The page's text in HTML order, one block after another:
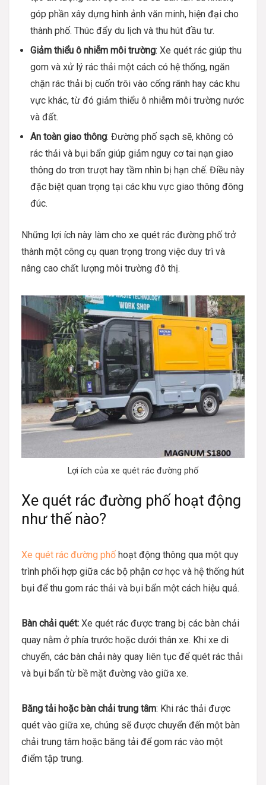
góp phần xây dựng hình ảnh văn minh, hiện đại cho
thành phố. Thúc đẩy du lịch và thu hút đầu tư.
Giảm thiểu ô nhiễm môi trường: Xe quét rác giúp thu
gom và xử lý rác thải một cách có hệ thống, ngăn
chặn rác thải bị cuốn trôi vào cống rãnh hay các khu
vực khác, từ đó giảm thiểu ô nhiễm môi trường nước
và đất.
An toàn giao thông: Đường phố sạch sẽ, không có
rác thải và bụi bẩn giúp giảm nguy cơ tai nạn giao
thông do trơn trượt hay tầm nhìn bị hạn chế. Điều này
đặc biệt quan trọng tại các khu vực giao thông đông
đúc.
Những lợi ích này làm cho xe quét rác đường phố trở
thành một công cụ quan trọng trong việc duy trì và
nâng cao chất lượng môi trường đô thị.
Lợi ích của xe quét rác đường phố
Xe quét rác đường phố hoạt động
như thế nào?
Xe quét rác đường phố hoạt động thông qua một quy
trình phối hợp giữa các bộ phận cơ học và hệ thống hút
bụi để thu gom rác thải và bụi bẩn một cách hiệu quả.
Bàn chải quét: Xe quét rác được trang bị các bàn chải
quay nằm ở phía trước hoặc dưới thân xe. Khi xe di
chuyển, các bàn chải này quay liên tục để quét rác thải
và bụi bẩn từ bề mặt đường vào giữa xe.
Băng tải hoặc bàn chải trung tâm: Khi rác thải được
quét vào giữa xe, chúng sẽ được chuyển đến một bàn
chải trung tâm hoặc băng tải để gom rác vào một
điểm tập trung.